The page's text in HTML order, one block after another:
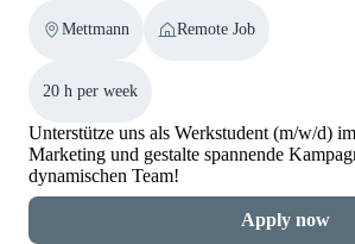
Mettmann Remote Job
20 h per week
Unterstütze uns als Werkstudent (m/w/d)
Marketing und gestalte spannende
dynamischen Team!
Apply now